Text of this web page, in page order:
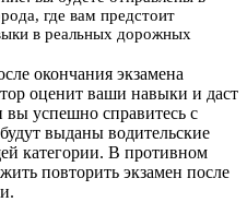
где вам предстоит
в реальных дорожных
окончания экзамена
оценит ваши навыки и даст
вы успешно справитесь с
выданы водительские
категории. В противном
повторить экзамен после